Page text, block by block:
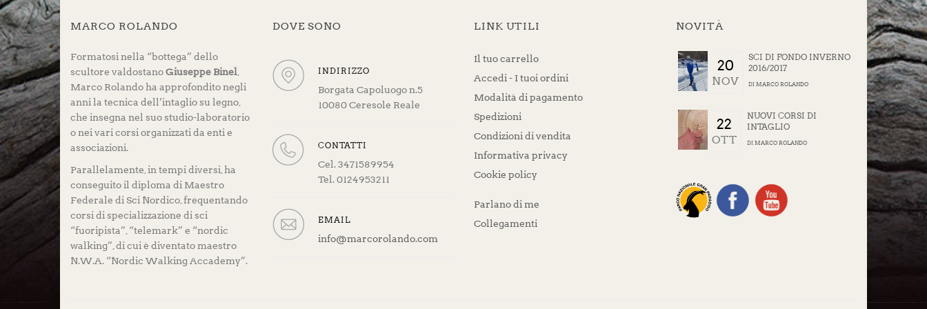
MARCO ROLANDO
Formatosi nella “bottega” dello
scultore valdostanoGiuseppe Binel
Marco Rolando ha approfondito negli
anni la tecnica dell’intaglio su legno,
che insegna nel suo studio-laboratorio
o nei vari corsi organizzati da enti e
associazioni.
Parallelamente, in tempi diversi, ha
conseguito il diploma di Maestro
Federale di Sci Nordico, frequentando
corsi di specializzazione di sci
“fuoripista”, “telemark” e “nordic
walking”, di cui è diventato maestro
N.W.A. “Nordic Walking Accademy”.
DOVE SONO
INDIRIZZO
Borgata Capoluogo n.5
10080 Ceresole Reale
CONTATTI
Cel. 3471589954
Tel. 0124953211
EMAIL
info@marcorolando.com
LINK UTILI
Il tuo carrello
Accedi - I tuoi ordini
Modalità di pagamento
Spedizioni
Condizioni di vendita
Informativa privacy
Cookie policy
Parlano di me
Collegamenti
NOVITÀ
20
NOV
SCI DI FONDO INVERNO
2016/2017
DI MARCO ROLANDO
22
OTT
NUOVI CORSI DI
INTAGLIO
DI MARCO ROLANDO